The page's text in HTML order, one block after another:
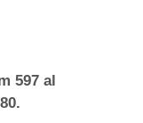
597 al